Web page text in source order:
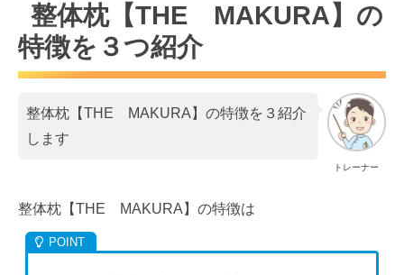
整体枕【THE MAKURA】の
特徴を３つ紹介
トレーナー
整体枕【THE MAKURA】の特徴を３紹介
します
整体枕【THE MAKURA】の特徴は